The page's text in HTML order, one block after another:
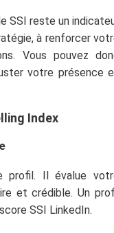
SSI reste un
à renforcer
Vous pouvez
votre présence
Index
profil. Il évalue
et crédible. Un
SSI LinkedIn.